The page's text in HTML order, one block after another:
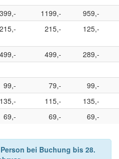
1199,-
959,-
215,- 215,- 125,-
499,- 499,-
289,-
99,- 79,-
99,-
135,- 115,-
135,-
69,- 69,- 69,-
bei Buchung bis 28.